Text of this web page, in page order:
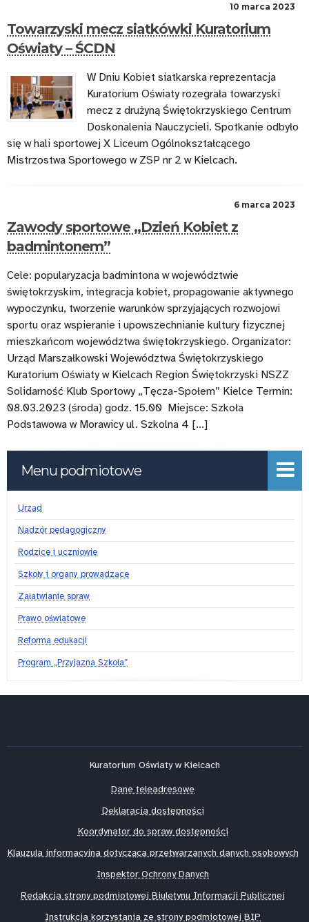
10 marca 2023
Towarzyski mecz siatkówki Kuratorium
Oświaty – ŚCDN
W Dniu Kobiet siatkarska reprezentacja
Kuratorium Oświaty rozegrała towarzyski
mecz z drużyną Świętokrzyskiego Centrum
Doskonalenia Nauczycieli. Spotkanie odbyło
się w hali sportowej X Liceum Ogólnokształcącego
Mistrzostwa Sportowego w ZSP nr 2 w Kielcach.
6 marca 2023
Zawody sportowe „Dzień Kobiet z
badmintonem”
Cele: popularyzacja badmintona w województwie
świętokrzyskim, integracja kobiet, propagowanie aktywnego
wypoczynku, tworzenie warunków sprzyjających rozwojowi
sportu oraz wspieranie i upowszechnianie kultury fizycznej
mieszkańcom województwa świętokrzyskiego. Organizator:
Urząd Marszałkowski Województwa Świętokrzyskiego
Kuratorium Oświaty w Kielcach Region Świętokrzyski NSZZ
Solidarność Klub Sportowy „Tęcza-Społem” Kielce Termin:
08.03.2023 (środa) godz. 15.00 Miejsce: Szkoła
Podstawowa w Morawicy ul. Szkolna 4 […]
Menu podmiotowe
Urząd
Nadzór pedagogiczny
Rodzice i uczniowie
Szkoły i organy prowadzące
Załatwianie spraw
Prawo oświatowe
Reforma edukacji
Program „Przyjazna Szkoła”
Kuratorium Oświaty w Kielcach
Dane teleadresowe
Deklaracja dostępności
Koordynator do spraw dostępności
Klauzula informacyjna dotycząca przetwarzanych danych osobowych
Inspektor Ochrony Danych
Redakcja strony podmiotowej Biuletynu Informacji Publicznej
Instrukcja korzystania ze strony podmiotowej BIP